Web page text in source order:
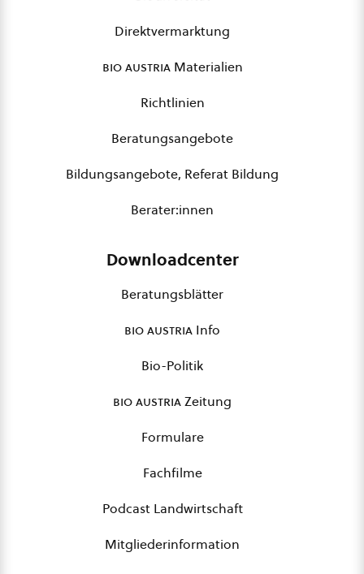
Direktvermarktung
bio austriaMaterialien
Richtlinien
Beratungsangebote
Bildungsangebote, Referat Bildung
Berater:innen
Downloadcenter
Beratungsblätter
bio austria Info
Bio-Politik
bio austriaZeitung
Formulare
Fachfilme
Podcast Landwirtschaft
Mitgliederinformation